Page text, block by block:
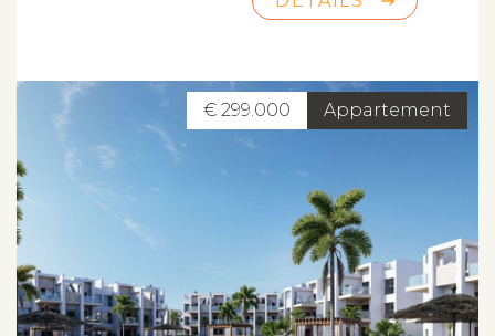
Appartement
€ 299.000